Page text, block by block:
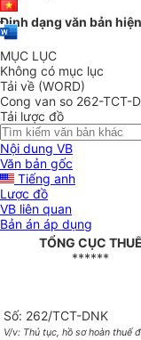
Định dạng văn bản
MỤC LỤC
Không có mục lục
Tải về (WORD)
Cong van so 262-TCT-
Tải lược đồ
Nội dung VB
Văn bản gốc
Tiếng anh
Lược đồ
VB liên quan
Bản án áp dụng
TỔNG CỤC THUẾ
******
Số: 262/TCT-DNK
V/v: Thủ tục, hồ sơ hoàn thuế